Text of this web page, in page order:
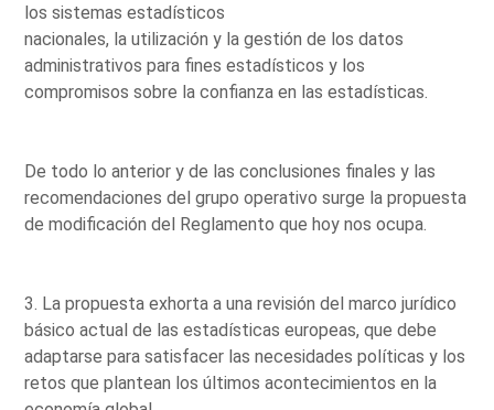
los sistemas estadísticos
nacionales, la utilización y la gestión de los datos
administrativos para fines estadísticos y los
compromisos sobre la confianza en las estadísticas.
De todo lo anterior y de las conclusiones finales y las
recomendaciones del grupo operativo surge la propuesta
de modificación del Reglamento que hoy nos ocupa.
3. La propuesta exhorta a una revisión del marco jurídico
básico actual de las estadísticas europeas, que debe
adaptarse para satisfacer las necesidades políticas y los
retos que plantean los últimos acontecimientos en la